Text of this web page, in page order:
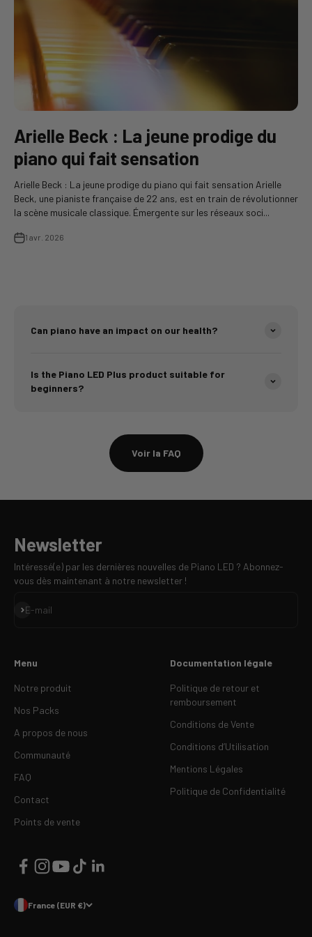
Arielle Beck : La jeune prodige du
piano qui fait sensation
Arielle Beck : La jeune prodige du piano qui fait sensation Arielle
Beck, une pianiste française de 22 ans, est en train de révolutionner
la scène musicale classique. Émergente sur les réseaux soci...
1 avr. 2026
Can piano have an impact on our health?
Is the Piano LED Plus product suitable for
beginners?
Voir la FAQ
Newsletter
Intéressé(e) par les dernières nouvelles de Piano LED ? Abonnez-
vous dès maintenant à notre newsletter !
E-mail
S'inscrire
Menu
Notre produit
Nos Packs
A propos de nous
Communauté
FAQ
Contact
Points de vente
Documentation légale
Politique de retour et
remboursement
Conditions de Vente
Conditions d’Utilisation
Mentions Légales
Politique de Confidentialité
France (EUR €)